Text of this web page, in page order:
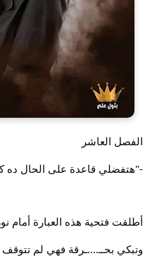
الفصل العاشر
-"هتفضلي قاعدة على الحال ده
أطلقت فتحية هذه العبارة أمام
وتبكي بحــ....ـرقة فهي لم